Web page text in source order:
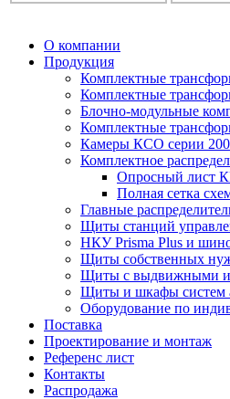
О компании
Продукция
Комплектные
Комплектные
Блочно-модульные
Комплектные
Камеры КСО серии 200
Комплектное
Опросный лист
Полная сетка
Главные
Щиты станций
НКУ Prisma Plus и
Щиты собственных
Щиты с выдвижными и
Щиты и шкафы систем
Оборудование по
Поставка
Проектирование и монтаж
Референс лист
Контакты
Распродажа